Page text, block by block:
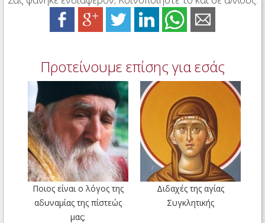
Προτείνουμε επίσης για εσάς
Ποιος είναι ο λόγος της
αδυναμίας της πίστεώς
μας;
Διδαχές της αγίας
Συγκλητικής